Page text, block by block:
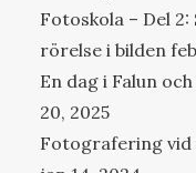
Fotoskola – Del
rörelse i bilden
En dag i Falun
20, 2025
Fotografering vid